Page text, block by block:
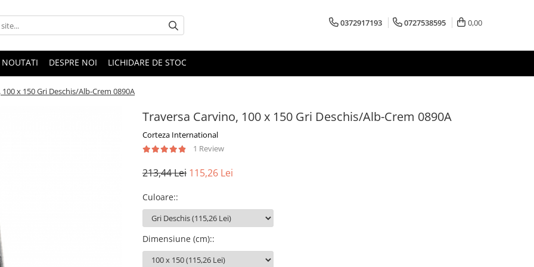
0372917193 0727538595 0,00
NOUTATI DESPRE NOI LICHIDARE DE STOC
x 150 Gri Deschis/Alb-Crem 0890A
Traversa Carvino, 100 x 150 Gri Deschis/Alb-Crem 0890A
Corteza International
1 Review
213,44 Lei 115,26 Lei
Culoare::
Dimensiune (cm)::